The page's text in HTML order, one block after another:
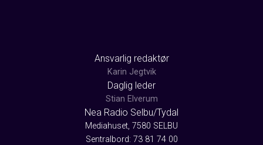
Ansvarlig redaktør
Karin Jegtvik
Daglig leder
Stian Elverum
Nea Radio Selbu/Tydal
Mediahuset, 7580 SELBU
Sentralbord: 73 81 74 00